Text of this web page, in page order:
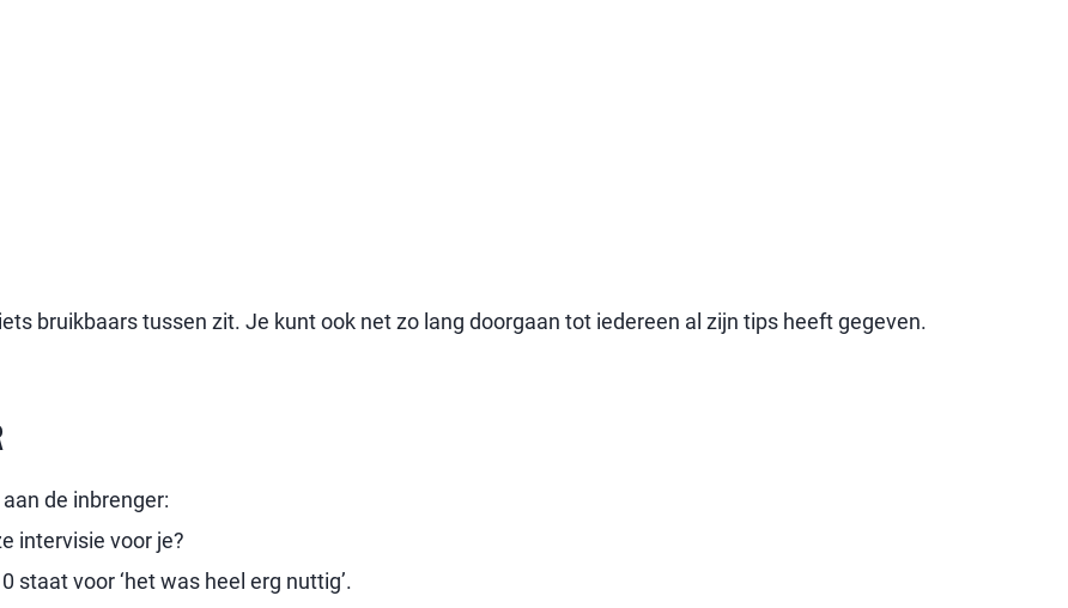
bruikbaars tussen zit. Je kunt ook net zo lang doorgaan tot iedereen al zijn tips heeft gegeven.
de inbrenger:
intervisie voor je?
staat voor ‘het was heel erg nuttig’.